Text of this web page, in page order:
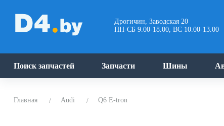
Дрогичин, Заводская 20
ПН-СБ 9.00-18.00, ВС 10.00-13.00
Поиск запчастей Запчасти Шины
Главная Audi Q6 E-tron